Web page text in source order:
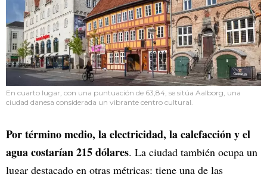
En cuarto lugar, con una puntuación de 63,84, se sitúa Aalborg, una
ciudad danesa considerada un vibrante centro cultural.
Por término medio, la electricidad, la calefacción y el
agua costarían 215 dólares. La ciudad también ocupa un
lugar destacado en otras métricas: tiene una de las